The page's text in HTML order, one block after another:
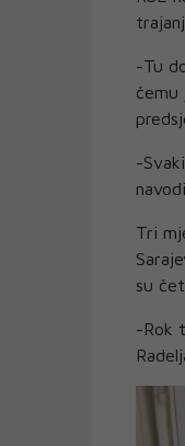
-Tu
čemu
-
Tri
su
-Rok